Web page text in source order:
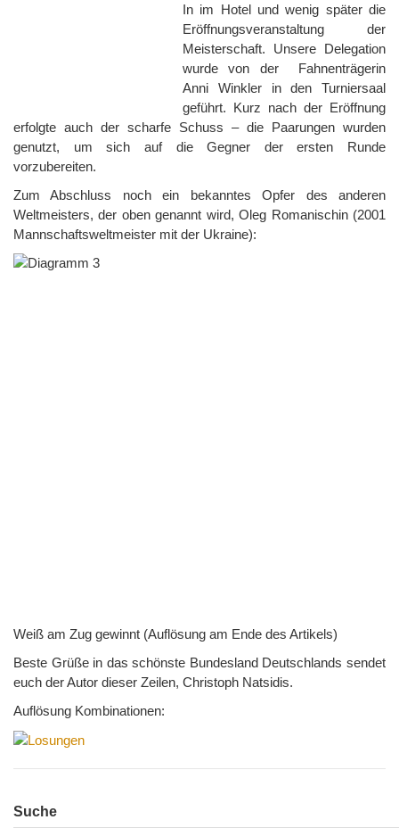
In im Hotel und wenig später die
Eröffnungsveranstaltung der
Meisterschaft. Unsere Delegation
wurde von der Fahnenträgerin
Anni Winkler in den Turniersaal
geführt. Kurz nach der Eröffnung
erfolgte auch der scharfe Schuss – die Paarungen wurden
genutzt, um sich auf die Gegner der ersten Runde
vorzubereiten.
Zum Abschluss noch ein bekanntes Opfer des anderen
Weltmeisters, der oben genannt wird, Oleg Romanischin (2001
Mannschaftsweltmeister mit der Ukraine):
Weiß am Zug gewinnt (Auflösung am Ende des Artikels)
Beste Grüße in das schönste Bundesland Deutschlands sendet
euch der Autor dieser Zeilen, Christoph Natsidis.
Auflösung Kombinationen:
Suche